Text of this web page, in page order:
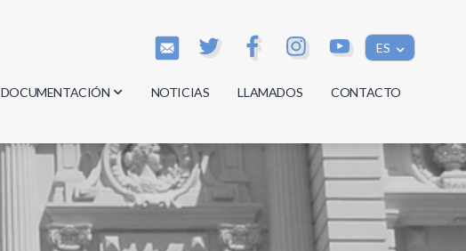
ES
DOCUMENTACIÓN
Actas
Reglamentos
Documentos
NOTICIAS LLAMADOS CONTACTO